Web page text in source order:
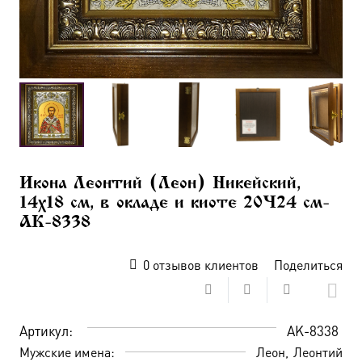
Икона Леонтий (Леон) Никейский,
14х18 см, в окладе и киоте 20×24 см-
AK-8338
0отзывов клиентов Поделиться
Артикул: AK-8338
Мужские имена: Леон Леонтий